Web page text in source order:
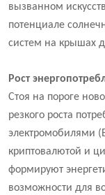
вызванном
потенциале
систем на крышах
Рост
Стоя на пороге
резкого роста
электромобилями
криптовалютой и
формируют
возможности для